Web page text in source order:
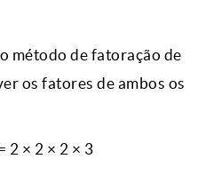
método de fatoração de
os fatores de ambos os
2 × 2 × 2 × 3